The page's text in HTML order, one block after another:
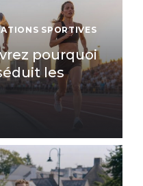
SPORTIVES
pourquoi
les